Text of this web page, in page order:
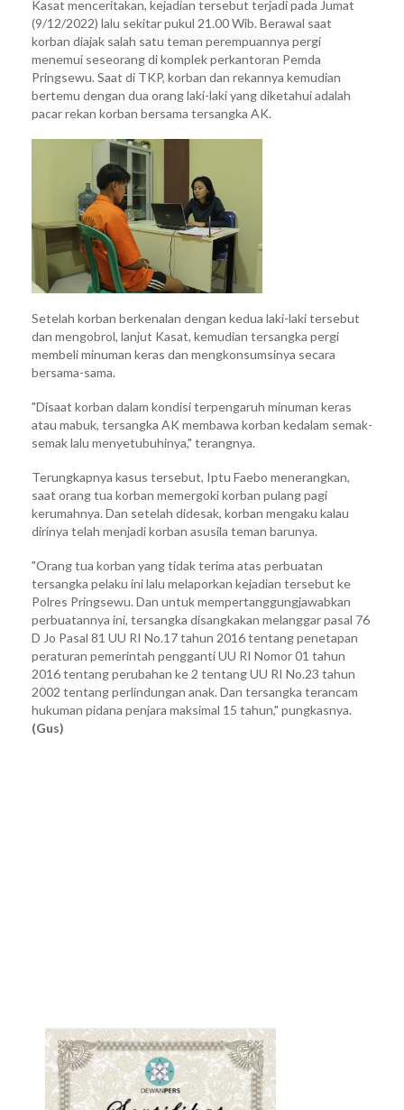
Kasat menceritakan, kejadian tersebut terjadi pada Jumat
(9/12/2022) lalu sekitar pukul 21.00 Wib. Berawal saat
korban diajak salah satu teman perempuannya pergi
menemui seseorang di komplek perkantoran Pemda
Pringsewu. Saat di TKP, korban dan rekannya kemudian
bertemu dengan dua orang laki-laki yang diketahui adalah
pacar rekan korban bersama tersangka AK.
Setelah korban berkenalan dengan kedua laki-laki tersebut
dan mengobrol, lanjut Kasat, kemudian tersangka pergi
membeli minuman keras dan mengkonsumsinya secara
bersama-sama.
"Disaat korban dalam kondisi terpengaruh minuman keras
atau mabuk, tersangka AK membawa korban kedalam semak-
semak lalu menyetubuhinya," terangnya.
Terungkapnya kasus tersebut, Iptu Faebo menerangkan,
saat orang tua korban memergoki korban pulang pagi
kerumahnya. Dan setelah didesak, korban mengaku kalau
dirinya telah menjadi korban asusila teman barunya.
"Orang tua korban yang tidak terima atas perbuatan
tersangka pelaku ini lalu melaporkan kejadian tersebut ke
Polres Pringsewu. Dan untuk mempertanggungjawabkan
perbuatannya ini, tersangka disangkakan melanggar pasal 76
D Jo Pasal 81 UU RI No.17 tahun 2016 tentang penetapan
peraturan pemerintah pengganti UU RI Nomor 01 tahun
2016 tentang perubahan ke 2 tentang UU RI No.23 tahun
2002 tentang perlindungan anak. Dan tersangka terancam
hukuman pidana penjara maksimal 15 tahun," pungkasnya.
(Gus)